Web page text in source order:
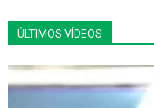
ÚLTIMOS VÍDEOS